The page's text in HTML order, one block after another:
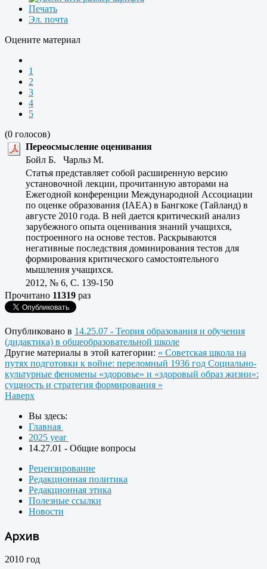
Печать
Эл. почта
Оцените материал
1
2
3
4
5
(0 голосов)
Переосмысление оценивания
Бойл Б. Чарльз М.
Статья представляет собой расширенную версию
установочной лекции, прочитанную авторами на
Ежегодной конференции Международной Ассоциации
по оценке образования (IAEA) в Бангкоке (Тайланд) в
августе 2010 года. В ней дается критический анализ
зарубежного опыта оценивания знаний учащихся,
построенного на основе тестов. Раскрываются
негативные последствия доминирования тестов для
формирования критического самостоятельного
мышления учащихся.
2012, № 6, C. 139-150
Прочитано 11319 раз
Опубликовано в 14.25.07 - Теория образования и обучения
(дидактика) в общеобразовательной школе
Другие материалы в этой категории: « Советская школа на
путях подготовки к войне: переломный 1936 год Социально-
культурные феномены «здоровье» и «здоровый образ жизни»:
сущность и стратегия формирования »
Наверх
Вы здесь:
Главная
2025 year
14.27.01 - Общие вопросы
Рецензирование
Редакционная политика
Редакционная этика
Полезные ссылки
Новости
Архив
2010 год